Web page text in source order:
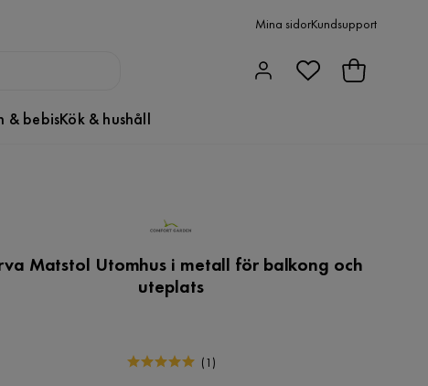
Mina sidorKundsupport
& bebisKök & hushåll
Matstol Utomhus i metall för balkong och
uteplats
(1 )